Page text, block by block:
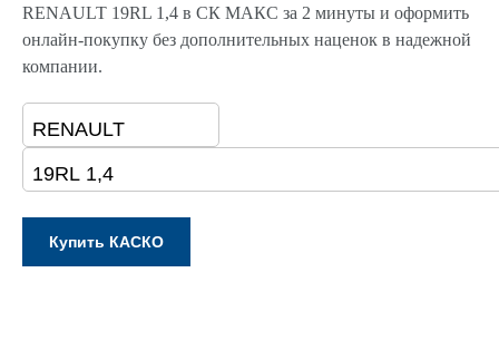
RENAULT 19RL 1,4 в СК МАКС за 2 минуты и оформить
онлайн-покупку без дополнительных наценок в надежной
компании.